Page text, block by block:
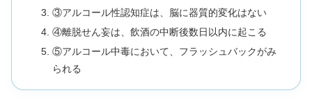
③アルコール性認知症は、脳に器質的変化はない
④離脱せん妄は、飲酒の中断後数日以内に起こる
⑤アルコール中毒において、フラッシュバックがみ
られる